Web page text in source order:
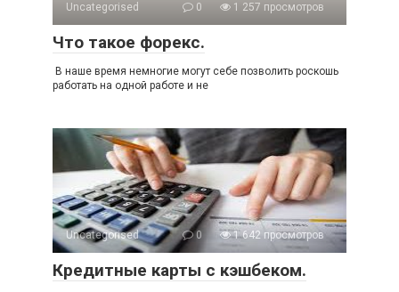
Uncategorised 0 1 257 просмотров
Что такое форекс.
В наше время немногие могут себе позволить роскошь
работать на одной работе и не
Uncategorised 0 1 642 просмотров
Кредитные карты с кэшбеком.